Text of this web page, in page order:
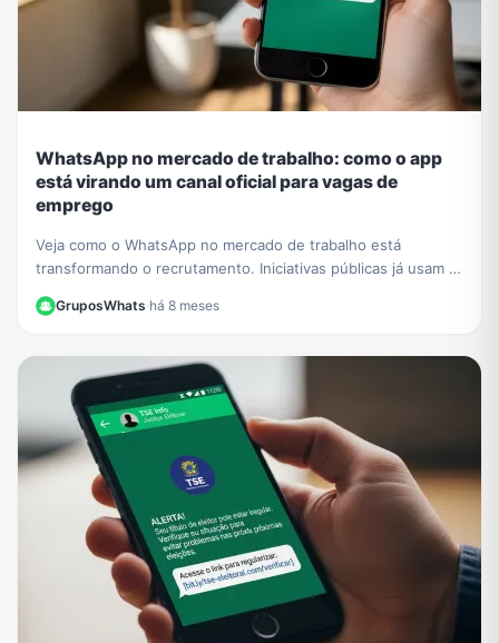
WhatsApp no mercado de trabalho: como o app
está virando um canal oficial para vagas de
emprego
Veja como o WhatsApp no mercado de trabalho está
transformando o recrutamento. Iniciativas públicas já usam o
app para conectar empresas e candidatos.
GruposWhats·há 8 meses